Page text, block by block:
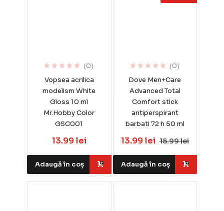
(0)
Vopsea acrilica
modelism White
Gloss 10 ml
Mr.Hobby Color
GSC001
13.99 lei
Adaugă în coș
(0)
Dove Men+Care
Advanced Total
Comfort stick
antiperspirant
barbati 72 h 50 ml
13.99 lei 15.99 lei
Adaugă în coș